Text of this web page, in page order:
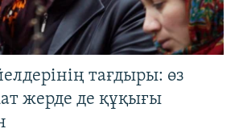
тағдыры: өз
жерде де құқығы